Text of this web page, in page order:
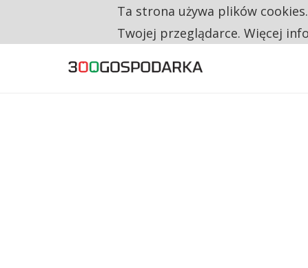
TRZECH NA CZTERECH PONOWNIE
Ta strona używa plików
Twojej przeglądarce. Więcej